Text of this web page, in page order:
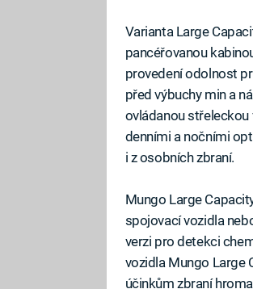
Varianta Large
pancéřovanou
provedení odolnost
před výbuchy min a
ovládanou
denními a nočními
i z osobních zbraní.
Mungo Large
spojovací vozidla
verzi pro detekci
vozidla Mungo Large
účinkům zbraní